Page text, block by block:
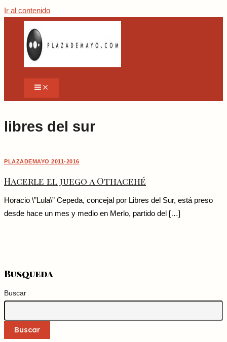
Ir al contenido
libres del sur
PLAZADEMAYO 2011-2016
Hacerle el juego a Othacehé
Horacio \”Lula\” Cepeda, concejal por Libres del Sur, está preso
desde hace un mes y medio en Merlo, partido del […]
Busqueda
Buscar
Buscar